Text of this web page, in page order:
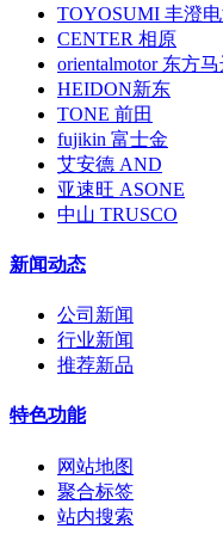
TOYOSUMI 丰澄
CENTER 相原
orientalmotor 东方马
HEIDON新东
TONE 前田
fujikin 富士金
艾安德 AND
亚速旺 ASONE
中山 TRUSCO
新闻动态
公司新闻
行业新闻
推荐新品
特色功能
网站地图
聚合标签
站内搜索